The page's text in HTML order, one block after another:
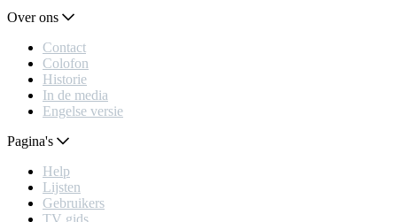
Over ons
Contact
Colofon
Historie
In de media
Engelse versie
Pagina's
Help
Lijsten
Gebruikers
TV gids